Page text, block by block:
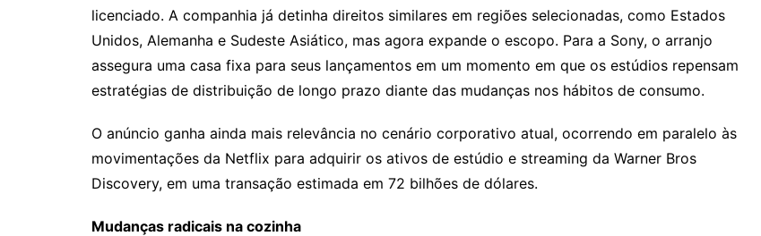
licenciado. A companhia já detinha direitos similares em regiões selecionadas, como Estados
Unidos, Alemanha e Sudeste Asiático, mas agora expande o escopo. Para a Sony, o arranjo
assegura uma casa fixa para seus lançamentos em um momento em que os estúdios repensam
estratégias de distribuição de longo prazo diante das mudanças nos hábitos de consumo.
O anúncio ganha ainda mais relevância no cenário corporativo atual, ocorrendo em paralelo às
movimentações da Netflix para adquirir os ativos de estúdio e streaming da Warner Bros
Discovery, em uma transação estimada em 72 bilhões de dólares.
Mudanças radicais na cozinha